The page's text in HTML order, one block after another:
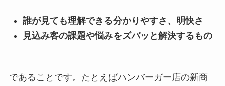
誰が見ても理解できる分かりやすさ、明快さ
見込み客の課題や悩みをズバッと解決するもの
であることです。たとえばハンバーガー店の新商